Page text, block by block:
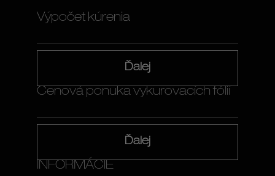
Výpočet kúrenia
Ďalej
Cenová ponuka vykurovacích fólií
Ďalej
INFORMÁCIE